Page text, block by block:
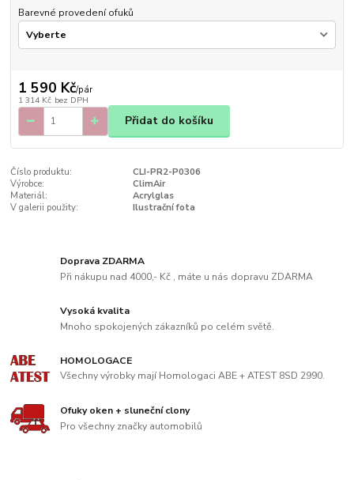
Barevné provedení ofuků
1 590 Kč/pár
1 314 Kč bez DPH
Přidat do košíku
Číslo produktu:
CLI-PR2-P0306
Výrobce:
ClimAir
Materiál:
Acrylglas
V galerii použity:
Ilustrační fota
Doprava ZDARMA
Při nákupu nad 4000,- Kč , máte u nás dopravu ZDARMA
Vysoká kvalita
Mnoho spokojených zákazníků po celém světě.
HOMOLOGACE
Všechny výrobky mají Homologaci ABE + ATEST 8SD 2990.
Ofuky oken + sluneční clony
Pro všechny značky automobilů